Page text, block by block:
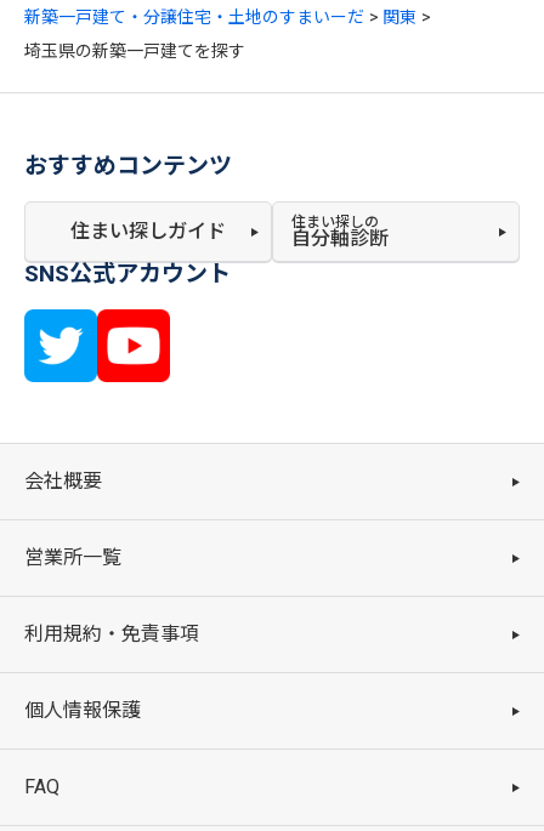
新築一戸建て・分譲住宅・土地のすまいーだ
関東
埼玉県の新築一戸建てを探す
おすすめコンテンツ
住まい探しガイド 住まい探しの
自分軸診断
SNS公式アカウント
会社概要
営業所一覧
利用規約・免責事項
個人情報保護
FAQ